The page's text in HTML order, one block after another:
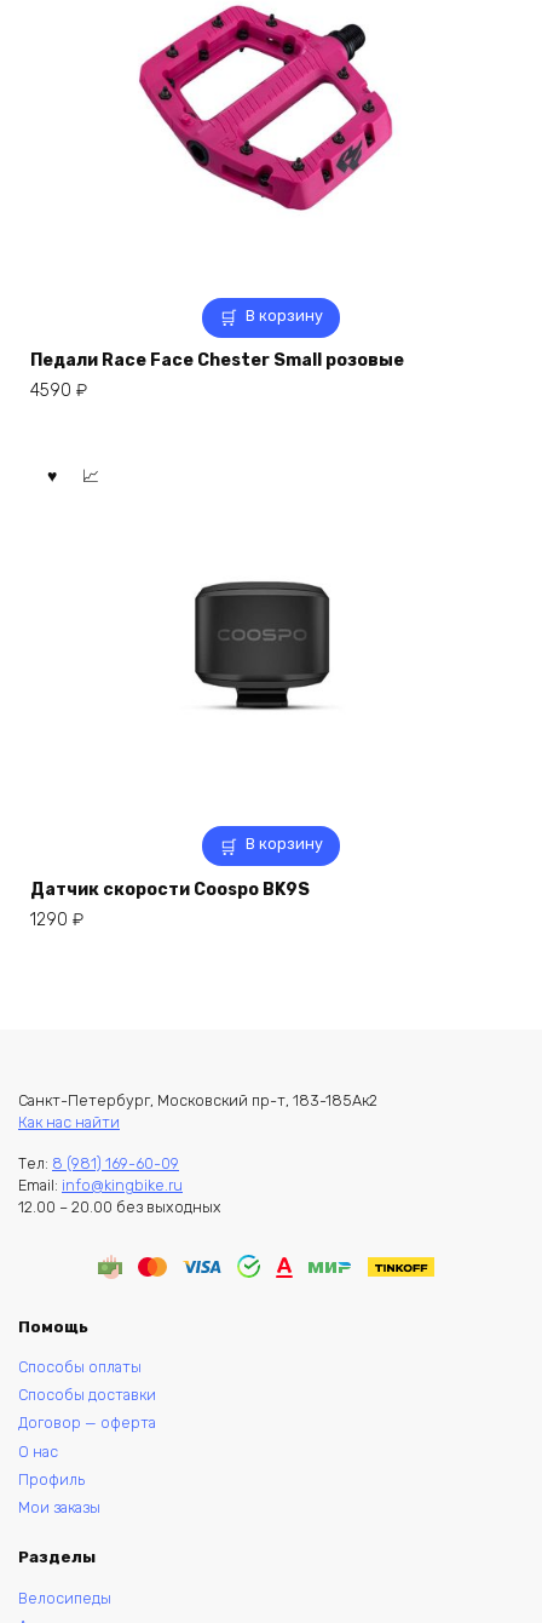
В корзину
Педали Race Face Chester Small розовые
4590 ₽
В корзину
Датчик скорости Coospo BK9S
1290 ₽
Санкт-Петербург, Московский пр-т, 183-185Ак2
Как нас найти
Тел: 8 (981) 169-60-09
Email: info@kingbike.ru
12.00 – 20.00 без выходных
Помощь
Способы оплаты
Способы доставки
Договор — оферта
О нас
Профиль
Мои заказы
Разделы
Велосипеды